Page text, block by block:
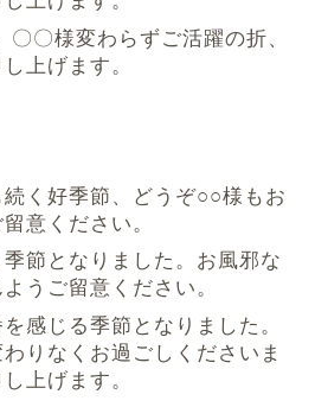
〇様変わらずご活躍の折、
上げます。
く好季節、どうぞ○○様もお
意ください。
節となりました。お風邪な
うご留意ください。
感じる季節となりました。
りなくお過ごしくださいま
上げます。